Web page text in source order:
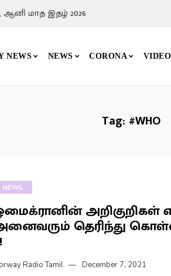
ஆனி மாத இதழ் 2026
NEWS NEWS CORONA VIDEO
Tag: #WHO
NEWS
தெரிந்து
Radio Tamil December 7, 2021